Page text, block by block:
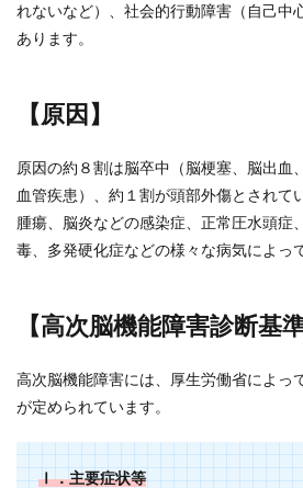
れないなど）、社会的行動障害（自己中
あります。
【原因】
原因の約８割は脳卒中（脳梗塞、脳出血
血管疾患）、約１割が頭部外傷とされて
腫瘍、脳炎などの感染症、正常圧水頭症
毒、多発硬化症などの様々な病気によっ
【高次脳機能障害診断基準
高次脳機能障害には、厚生労働省によっ
が定められています。
Ⅰ．主要症状等